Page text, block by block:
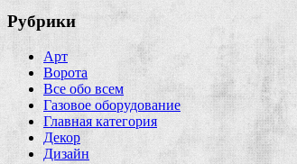
Рубрики
Арт
Ворота
Все обо всем
Газовое оборудование
Главная категория
Декор
Дизайн